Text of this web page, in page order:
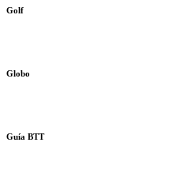
Golf
Globo
Guía BTT